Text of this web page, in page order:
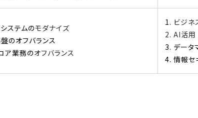
ステムのモダナイズ
のオフバランス
ア業務のオフバランス
1. ビジネ
2. AI活用
3. データ
4. 情報セ